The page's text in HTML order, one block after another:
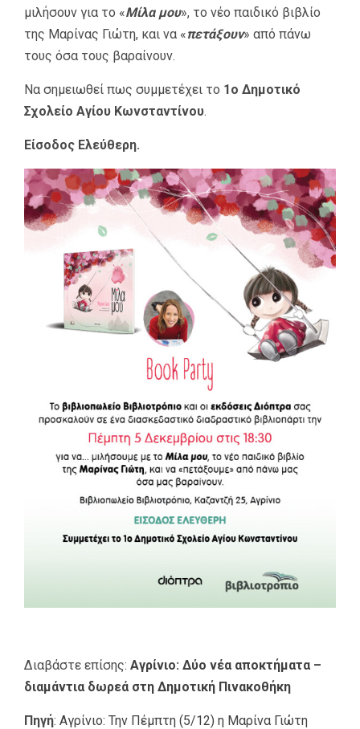
μιλήσουν για το «Μίλα μου», το νέο παιδικό βιβλίο
της Μαρίνας Γιώτη, και να «πετάξουν» από πάνω
τους όσα τους βαραίνουν.
Να σημειωθεί πως συμμετέχει το 1ο Δημοτικό
Σχολείο Αγίου Κωνσταντίνου.
Είσοδος Ελεύθερη.
Διαβάστε επίσης: Αγρίνιο: Δύο νέα αποκτήματα –
διαμάντια δωρεά στη Δημοτική Πινακοθήκη
Πηγή: Αγρίνιο: Την Πέμπτη (5/12) η Μαρίνα Γιώτη